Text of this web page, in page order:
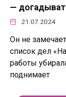
—
21.07.2024
Он не
список дел
работы
поднимает